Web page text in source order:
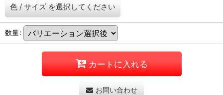
色 / サイズ を選択してください
数量:
カートに入れる
お問い合わせ